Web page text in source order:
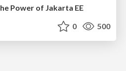
Power of Jakarta EE
0 500